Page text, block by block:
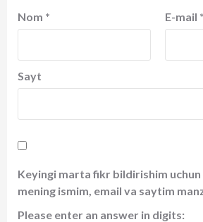
Nom * E-mail *
Sayt
Keyingi marta fikr bildirishim
mening ismim, email va saytim
Please enter an answer in digits: